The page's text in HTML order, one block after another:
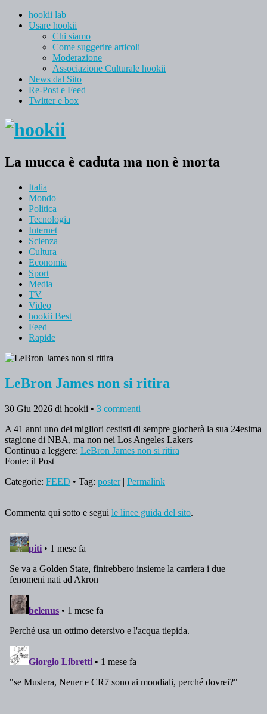
hookii lab
Usare hookii
Chi siamo
Come suggerire articoli
Moderazione
Associazione Culturale hookii
News dal Sito
Re-Post e Feed
Twitter e box
La mucca è caduta ma non è morta
Italia
Mondo
Politica
Tecnologia
Internet
Scienza
Cultura
Economia
Sport
Media
TV
Video
hookii Best
Feed
Rapide
LeBron James non si ritira
30 Giu 2026 di hookii • 3 commenti
A 41 anni uno dei migliori cestisti di sempre giocherà la sua 24esima
stagione di NBA, ma non nei Los Angeles Lakers
Continua a leggere: LeBron James non si ritira
Fonte: il Post
Categorie: FEED • Tag: poster| Permalink
Commenta qui sotto e segui le linee guida del sito.